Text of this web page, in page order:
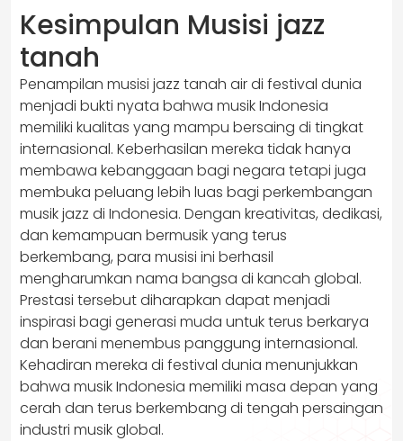
Kesimpulan Musisi jazz
tanah
Penampilan musisi jazz tanah air di festival dunia
menjadi bukti nyata bahwa musik Indonesia
memiliki kualitas yang mampu bersaing di tingkat
internasional. Keberhasilan mereka tidak hanya
membawa kebanggaan bagi negara tetapi juga
membuka peluang lebih luas bagi perkembangan
musik jazz di Indonesia. Dengan kreativitas, dedikasi,
dan kemampuan bermusik yang terus
berkembang, para musisi ini berhasil
mengharumkan nama bangsa di kancah global.
Prestasi tersebut diharapkan dapat menjadi
inspirasi bagi generasi muda untuk terus berkarya
dan berani menembus panggung internasional.
Kehadiran mereka di festival dunia menunjukkan
bahwa musik Indonesia memiliki masa depan yang
cerah dan terus berkembang di tengah persaingan
industri musik global.